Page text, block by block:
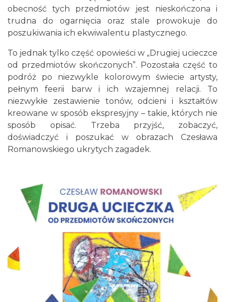
CO, GDZIE, KIEDY W KATOWICACH 3-
9.08.2026
Katowice
2026-08-03
12.99 km
Alicja Majewska & Włodzimierz Korcz &
Warsaw String Quartet - Jubileusz
Katowice
2026-09-18
13.63 km
obecność tych przedmiotów jest nieskończona i
trudna do ogarnięcia oraz stale prowokuje do
poszukiwania ich ekwiwalentu plastycznego.
To jednak tylko część opowieści w „Drugiej ucieczce
od przedmiotów skończonych”. Pozostała część to
podróż po niezwykle kolorowym świecie artysty,
pełnym feerii barw i ich wzajemnej relacji. To
niezwykłe zestawienie tonów, odcieni i kształtów
kreowane w sposób ekspresyjny – takie, których nie
sposób opisać. Trzeba przyjść, zobaczyć,
doświadczyć i poszukać w obrazach Czesława
Romanowskiego ukrytych zagadek.